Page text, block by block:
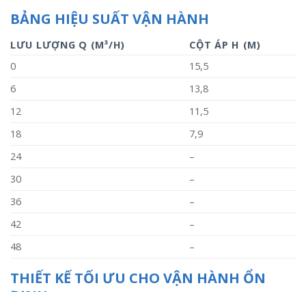
BẢNG HIỆU SUẤT VẬN HÀNH
LƯU LƯỢNG Q (M³/H)
CỘT ÁP H (M)
0
15,5
6
13,8
12
11,5
18
7,9
24
–
30
–
36
–
42
–
48
–
THIẾT KẾ TỐI ƯU CHO VẬN HÀNH ỔN